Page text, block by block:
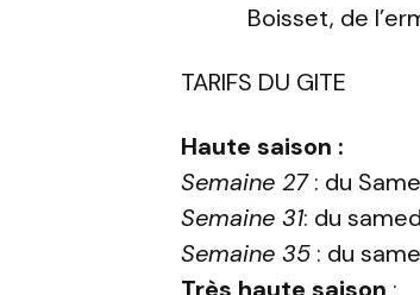
Boisset, de
TARIFS DU GITE
Haute saison :
Semaine 27: du
Semaine 31: du
Semaine 35 : du